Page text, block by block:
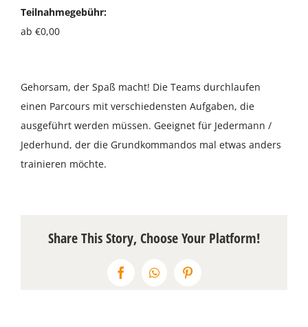
Ernährungsberatung
Terminkalender
Kontakt & Anfahrt
Teilnahmegebühr:
ab €0,00
Gehorsam, der Spaß macht! Die Teams durchlaufen
einen Parcours mit verschiedensten Aufgaben, die
ausgeführt werden müssen. Geeignet für Jedermann /
Jederhund, der die Grundkommandos mal etwas anders
trainieren möchte.
Share This Story, Choose Your Platform!
FacebookWhatsAppPinterest